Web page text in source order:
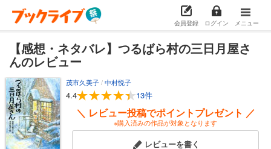
会員登録 ログイン メニュー
【感想・ネタバレ】つるばら村の三日月屋さ
んのレビュー
茂市久美子/中村悦子
4.4 13件
＼ レビュー投稿でポイントプレゼント ／
※購入済みの作品が対象となります
レビューを書く